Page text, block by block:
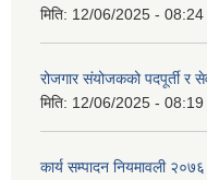
मिति: 12/06/2025 - 08:24
रोजगार संयोजकको पदपूर्ती र
मिति: 12/06/2025 - 08:19
कार्य सम्पादन नियमावली २०७६